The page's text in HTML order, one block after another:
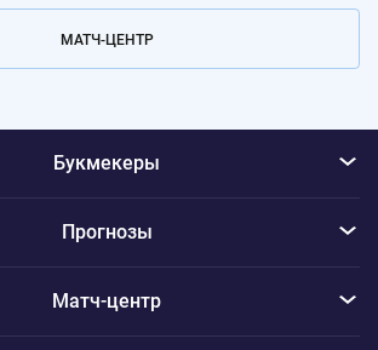
МАТЧ-ЦЕНТР
Букмекеры
Прогнозы
Матч-центр